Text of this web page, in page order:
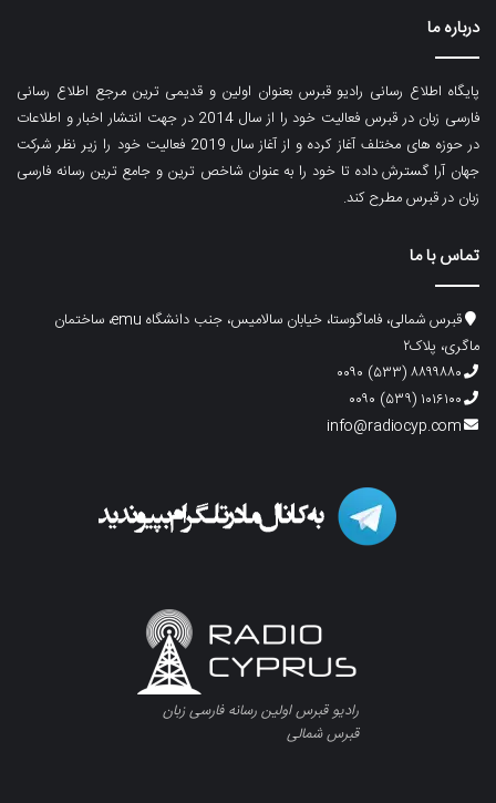
درباره ما
پایگاه اطلاع رسانی رادیو قبرس بعنوان اولین و قدیمی ترین مرجع اطلاع رسانی
فارسی زبان در قبرس فعالیت خود را از سال 2014 در جهت انتشار اخبار و اطلاعات
در حوزه های مختلف آغاز کرده و از آغاز سال 2019 فعالیت خود را زیر نظر شرکت
جهان آرا گسترش داده تا خود را به عنوان شاخص ترین و جامع ترین رسانه فارسی
زبان در قبرس مطرح کند.
تماس با ما
قبرس شمالی، فاماگوستا، خیابان سالامیس، جنب دانشگاه emu، ساختمان
ماگری، پلاک۲
۸۸۹۹۸۸۰ (۵۳۳) ۰۰۹۰
۱۰۱۶۱۰۰ (۵۳۹) ۰۰۹۰
info@radiocyp.com
رادیو قبرس اولین رسانه فارسی زبان
قبرس شمالی